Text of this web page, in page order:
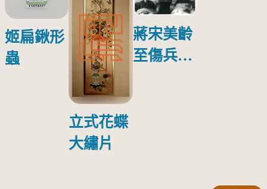
姬扁鍬形
蟲
立式花蝶
大繡片
蔣宋美齡
至傷兵醫
傷日本戰